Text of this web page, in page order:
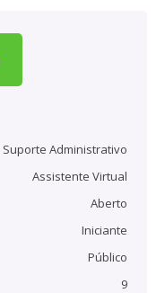
Suporte Administrativo
Assistente Virtual
Aberto
Iniciante
Público
9